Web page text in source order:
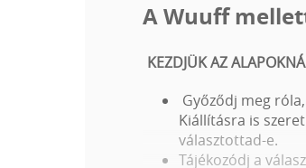
A Wuuff
KEZDJÜK AZ
Győződj meg
Kiállításra is
választottad-e.
Tájékozódj a